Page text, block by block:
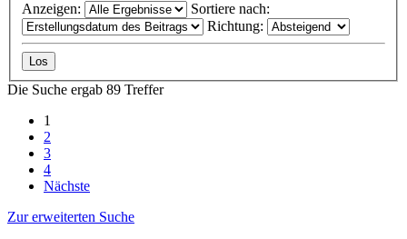
Anzeigen:
Sortiere nach:
Richtung:
Die Suche ergab 89 Treffer
1
2
3
4
Nächste
Zur erweiterten Suche